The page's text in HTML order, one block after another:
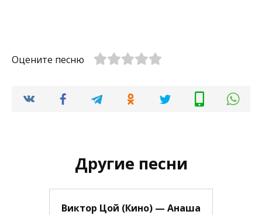
Оцените песню
Другие песни
Виктор Цой (Кино) — Анаша